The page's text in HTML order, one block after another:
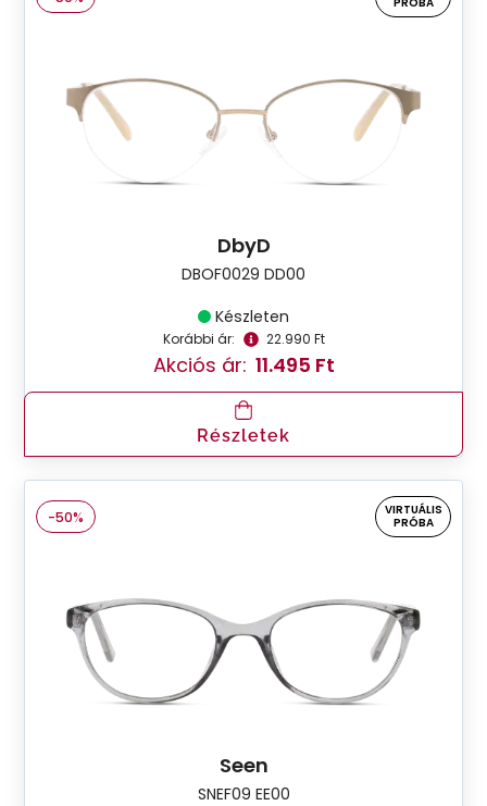
DbyD
DBOF0029 DD00
Készleten
Korábbi ár: 22.990 Ft
Akciós ár: 11.495 Ft
Részletek
-50%
VIRTUÁLIS
PRÓBA
Seen
SNEF09 EE00